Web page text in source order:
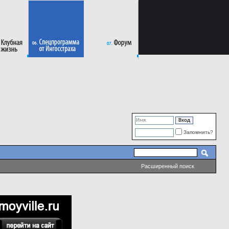
Запомнить?
Расширенный поиск